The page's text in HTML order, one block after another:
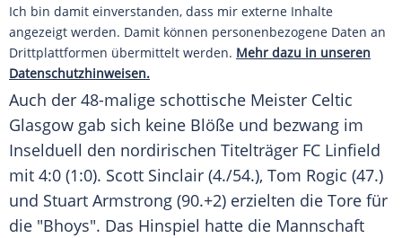
Ich bin damit einverstanden, dass mir externe Inhalte
angezeigt werden. Damit können personenbezogene Daten an
Drittplattformen übermittelt werden. Mehr dazu in unseren
Datenschutzhinweisen.
Auch der 48-malige schottische Meister Celtic
Glasgow gab sich keine Blöße und bezwang im
Inselduell den nordirischen Titelträger FC Linfield
mit 4:0 (1:0). Scott Sinclair (4./54.), Tom Rogic (47.)
und Stuart Armstrong (90.+2) erzielten die Tore für
die "Bhoys". Das Hinspiel hatte die Mannschaft